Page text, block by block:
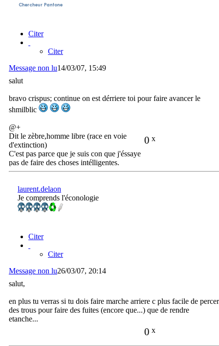
Citer
Citer
Message non lu14/03/07, 15:49
salut
bravo crispus; continue on est dérriere toi pour faire avancer le
shmilblic
@+
0 x
Dit le zèbre,homme libre (race en voie
d'extinction)
C'est pas parce que je suis con que j'éssaye
pas de faire des choses intélligentes.
laurent.delaon
Je comprends l'éconologie
Citer
Citer
Message non lu26/03/07, 20:14
salut,
en plus tu verras si tu dois faire marche arriere c plus facile de percer
des trous pour faire des fuites (encore que...) que de rendre
etanche...
0 x